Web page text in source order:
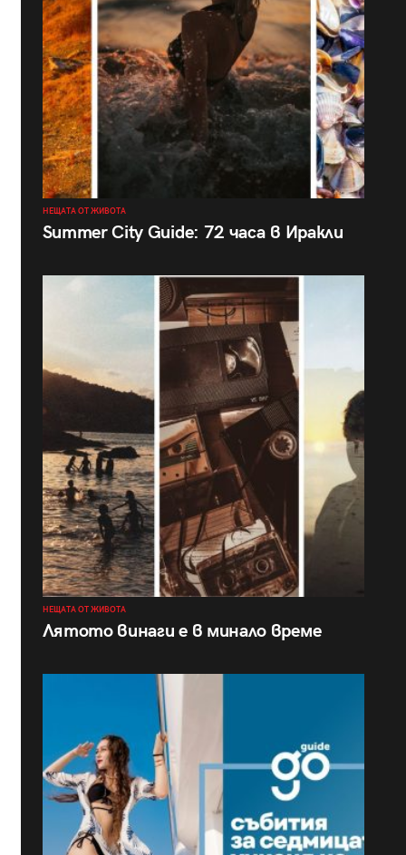
НЕЩАТА ОТ ЖИВОТА
Summer City Guide: 72 часа в Иракли
НЕЩАТА ОТ ЖИВОТА
Лятото винаги е в минало време